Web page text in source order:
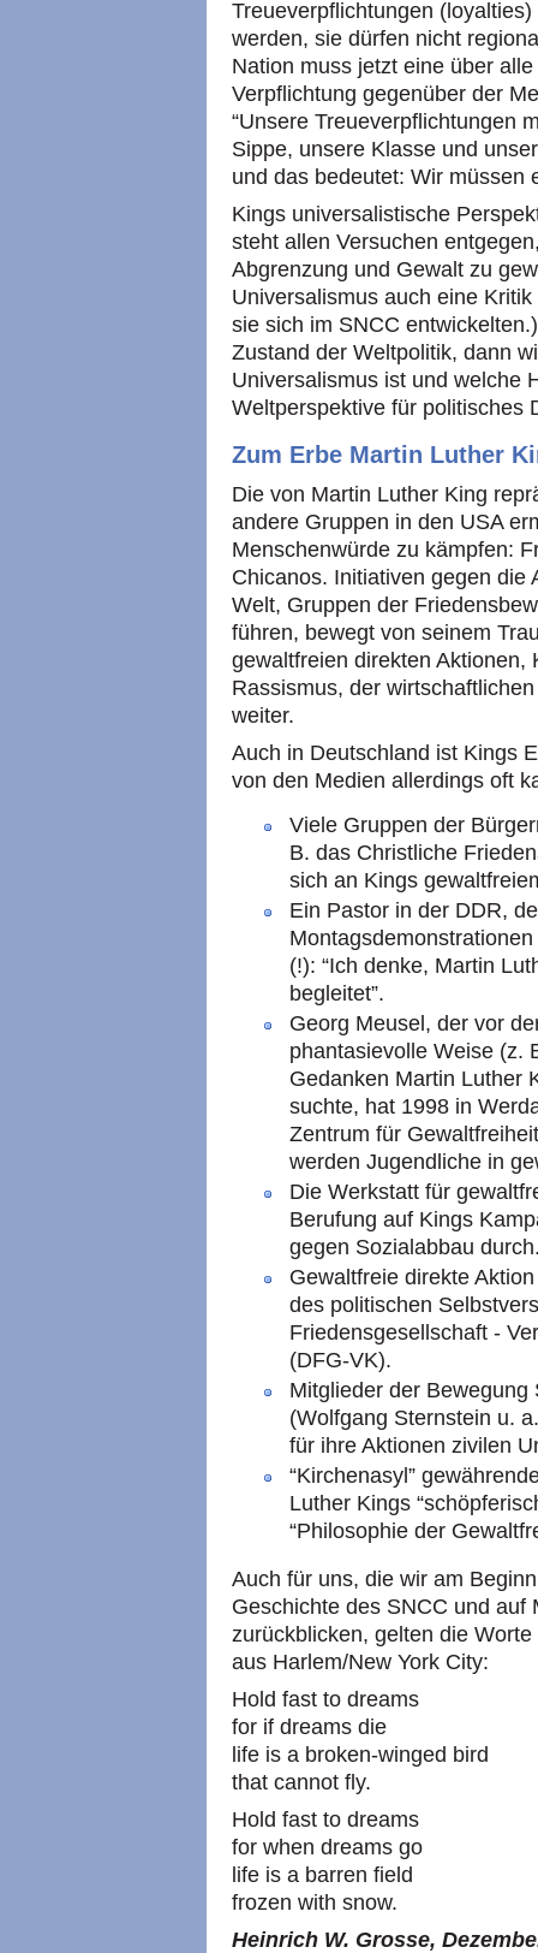
Treueverpflichtungen
werden, sie dürfen nicht
Nation muss jetzt eine über
Verpflichtung gegenüber der
“Unsere Treueverpflichtungen
Sippe, unsere Klasse und
und das bedeutet: Wir müssen
Kings universalistische
steht allen Versuchen
Abgrenzung und Gewalt zu
Universalismus auch eine
sie sich im SNCC
Zustand der Weltpolitik, dann
Universalismus ist und welche
Weltperspektive für politisches
Zum Erbe Martin Luther
Die von Martin Luther King
andere Gruppen in den USA
Menschenwürde zu kämpfen:
Chicanos. Initiativen gegen die
Welt, Gruppen der
führen, bewegt von seinem
gewaltfreien direkten Aktionen,
Rassismus, der
weiter.
Auch in Deutschland ist Kings
von den Medien allerdings oft
Viele Gruppen der
B. das Christliche
sich an Kings
Ein Pastor in der DDR,
(!): “Ich denke, Martin
begleitet”.
Georg Meusel, der vor
phantasievolle Weise (z.
Gedanken Martin Luther
suchte, hat 1998 in
Zentrum für
werden Jugendliche in
Die Werkstatt für
Berufung auf Kings
gegen Sozialabbau
Gewaltfreie direkte
des politischen
Friedensgesellschaft -
(DFG-VK).
Mitglieder der
(Wolfgang Sternstein u.
für ihre Aktionen zivilen
“Kirchenasyl”
Luther Kings
“Philosophie der
Auch für uns, die wir am
Geschichte des SNCC und auf
zurückblicken, gelten die
aus Harlem/New York City:
Hold fast to dreams
for if dreams die
life is a broken-winged bird
that cannot fly.
Hold fast to dreams
for when dreams go
life is a barren field
frozen with snow.
Heinrich W. Grosse,